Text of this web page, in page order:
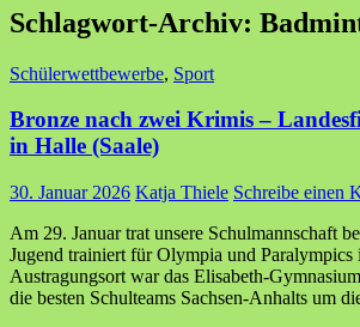
Schlagwort-Archiv:
Schülerwettbewerbe, Sport
Bronze nach zwei Krimis –
in Halle (Saale)
30. Januar 2026 Katja Thiele Schreibe einen
Am 29. Januar trat unsere Schulmannschaft
Jugend trainiert für Olympia und Paralympics
Austragungsort war das Elisabeth-
die besten Schulteams Sachsen-Anhalts um